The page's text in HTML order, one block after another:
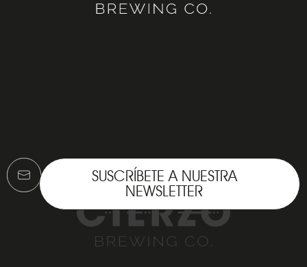
SUSCRÍBETE A NUESTRA
NEWSLETTER